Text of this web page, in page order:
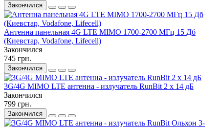
Закончился
Антенна панельная 4G LTE MIMO 1700-2700 МГц 15 Дб
(Киевстар, Vodafone, Lifecell)
Закончился
745 грн.
Закончился
3G/4G MIMO LTE антенна - излучатель RunBit 2 x 14 дБ
Закончился
799 грн.
Закончился